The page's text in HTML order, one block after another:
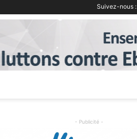
Suivez-nous :
- Publicité -